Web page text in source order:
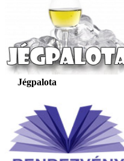
Jégpalota